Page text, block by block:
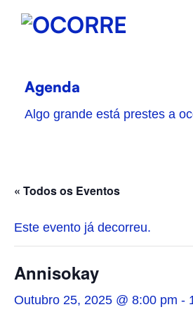
Agenda
Algo grande está prestes a
« Todos os Eventos
Este evento já decorreu.
Annisokay
Outubro 25, 2025 @ 8:00 pm -